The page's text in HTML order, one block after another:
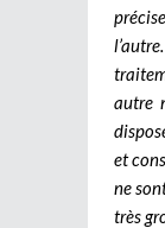
autre
et
ne
très